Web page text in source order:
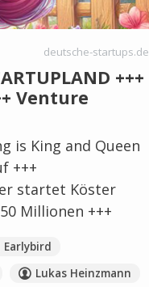
deutsche-startups.de
+++
Venture
is King and Queen
+++
startet Köster
Millionen +++
Earlybird
Lukas Heinzmann